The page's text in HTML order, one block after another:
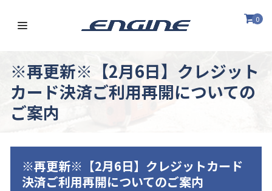
0
※再更新※【2月6日】クレジット
カード決済ご利用再開についての
ご案内
※再更新※【2月6日】クレジットカード
決済ご利用再開についてのご案内